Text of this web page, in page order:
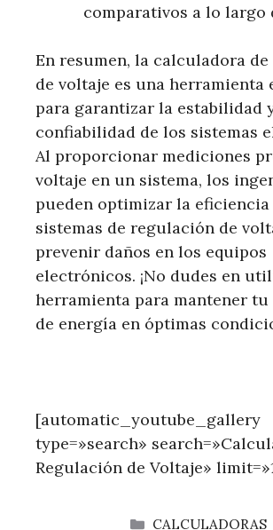
comparativos a lo largo
En resumen, la calculadora
de voltaje es una herramienta
para garantizar la estabilidad
confiabilidad de los sistemas
Al proporcionar mediciones
voltaje en un sistema, los
pueden optimizar la eficiencia
sistemas de regulación de
prevenir daños en los equipos
electrónicos. ¡No dudes en
herramienta para mantener
de energía en óptimas
[automatic_youtube_gallery
type=»search»
Regulación de Voltaje»
CATEGORÍAS
CALCULADORAS